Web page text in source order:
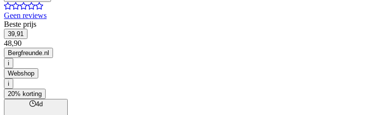
Geen reviews
Beste prijs
39,91
48,90
Bergfreunde.nl
i
Webshop
i
20% korting
4d